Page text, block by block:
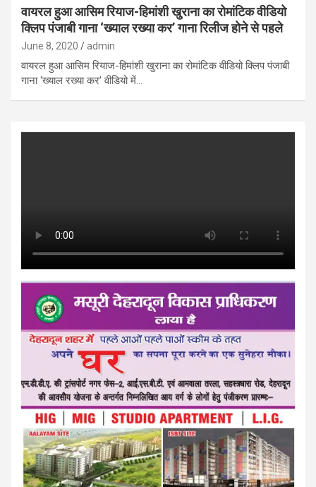
वायरल हुआ आसिम रियाज-हिमांशी खुराना का रोमांटिक वीडियो
क्लिप पंजाबी गाना ‘ख्याल रख्या कर’ गाना रिलीज होने से पहले
June 8, 2020 admin
वायरल हुआ आसिम रियाज-हिमांशी खुराना का रोमांटिक वीडियो क्लिप पंजाबी
गाना ‘ख्याल रख्या कर’ वीडियो में…